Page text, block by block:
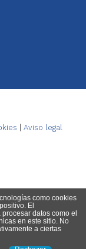
| Aviso legal
como cookies
El
datos como el
en este sitio. No
a ciertas